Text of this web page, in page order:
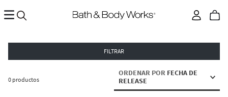
FILTRAR
0 productos
ORDENAR POR FECHA DE
RELEASE